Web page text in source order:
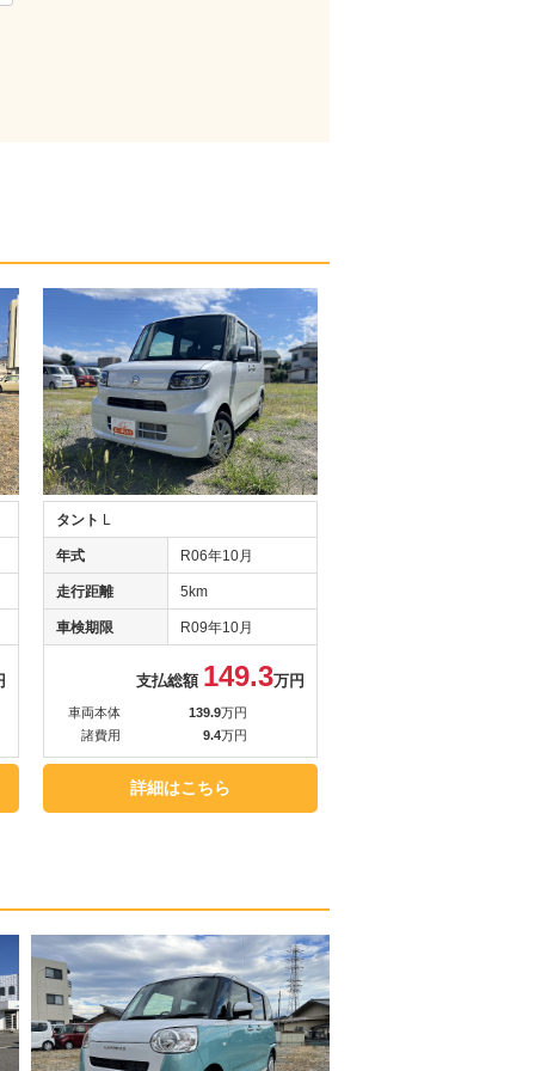
タント L
年式 R06年10月
走行距離 5km
車検期限 R09年10月
支払総額 149.3万円
車両本体 139.9万円
諸費用
9.4万円
詳細はこちら